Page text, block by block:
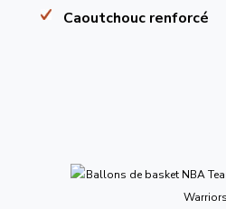
Caoutchouc renforcé